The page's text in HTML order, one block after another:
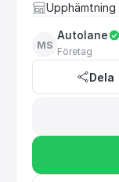
Upphämtning
MS
Autolane
Företag
Dela